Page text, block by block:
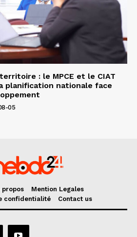
: le MPCE et le CIAT
planification nationale face
05
propos
Mention Legales
confidentialité
Contact us